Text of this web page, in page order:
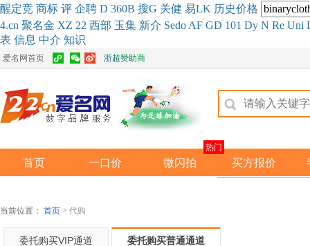
醒定竞 商标 评 企聘 D 360B 搜G 关健 易LK 历史价格
4.cn 聚名金 XZ 22 西部 玉集 新介 Sedo AF GD 101 Dy N Re Uni
表 信息 中介 知识